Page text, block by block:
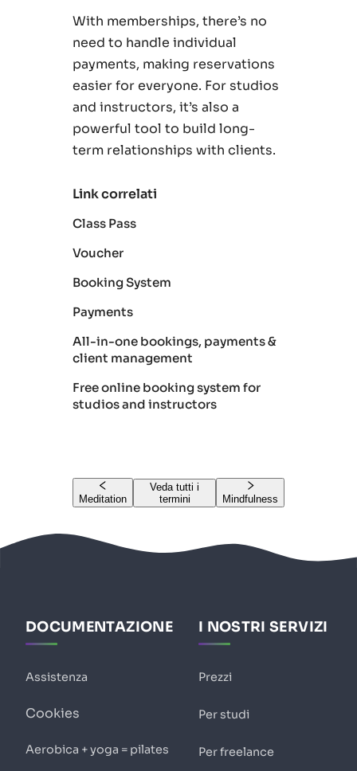
With memberships, there’s no
need to handle individual
payments, making reservations
easier for everyone. For studios
and instructors, it’s also a
powerful tool to build long-
term relationships with clients.
Link correlati
Class Pass
Voucher
Booking System
Payments
All-in-one bookings, payments &
client management
Free online booking system for
studios and instructors
Meditation
Veda tutti i
termini
Mindfulness
DOCUMENTAZIONE
Assistenza
Cookies
Aerobica + yoga = pilates
I NOSTRI SERVIZI
Prezzi
Per studi
Per freelance